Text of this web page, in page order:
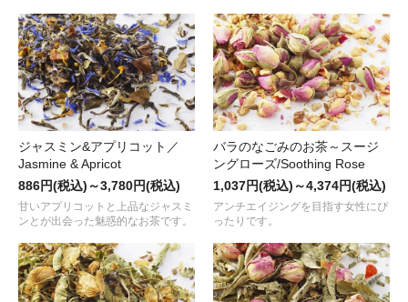
ジャスミン&アプリコット／
Jasmine & Apricot
886円(税込)～3,780円(税込)
甘いアプリコットと上品なジャスミ
ンとが出会った魅惑的なお茶です。
バラのなごみのお茶～スージ
ングローズ/Soothing Rose
1,037円(税込)～4,374円(税込)
アンチエイジングを目指す女性にぴ
ったりです。